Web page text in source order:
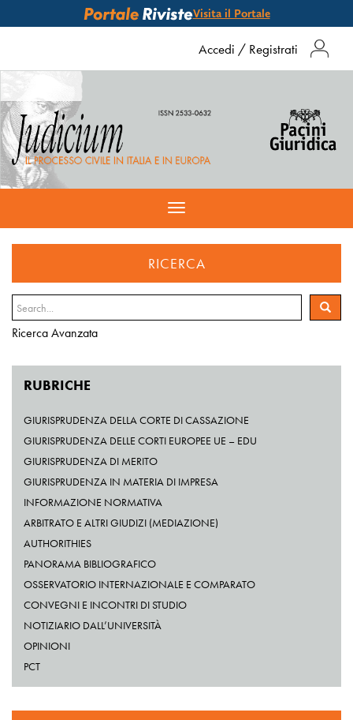
Visita il Portale
Accedi / Registrati
Toggle
navigation
RICERCA
Ricerca Avanzata
RUBRICHE
GIURISPRUDENZA DELLA CORTE DI CASSAZIONE
GIURISPRUDENZA DELLE CORTI EUROPEE UE – EDU
GIURISPRUDENZA DI MERITO
GIURISPRUDENZA IN MATERIA DI IMPRESA
INFORMAZIONE NORMATIVA
ARBITRATO E ALTRI GIUDIZI (MEDIAZIONE)
AUTHORITHIES
PANORAMA BIBLIOGRAFICO
OSSERVATORIO INTERNAZIONALE E COMPARATO
CONVEGNI E INCONTRI DI STUDIO
NOTIZIARIO DALL’UNIVERSITÀ
OPINIONI
PCT